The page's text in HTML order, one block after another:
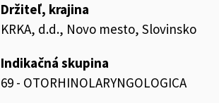
Držiteľ, krajina
KRKA, d.d., Novo mesto, Slovinsko
Indikačná skupina
69 - OTORHINOLARYNGOLOGICA